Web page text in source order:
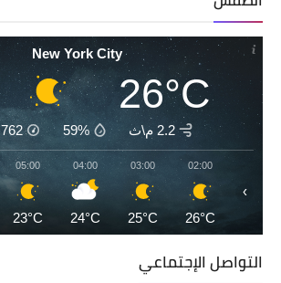
New York City
26°C
2.2 م\ث 59%
762
02:00
26°C
03:00
25°C
04:00
24°C
05:00
23°C
›
التواصل الإجتماعي